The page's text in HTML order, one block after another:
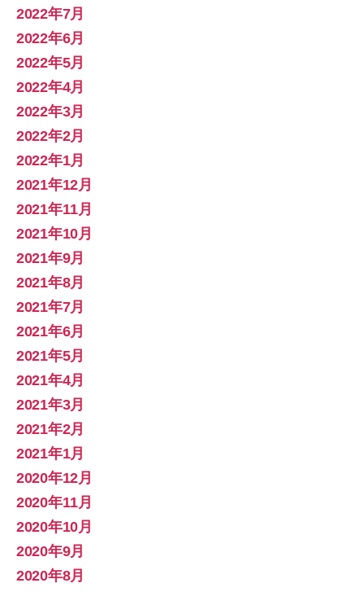
2022年7月
2022年6月
2022年5月
2022年4月
2022年3月
2022年2月
2022年1月
2021年12月
2021年11月
2021年10月
2021年9月
2021年8月
2021年7月
2021年6月
2021年5月
2021年4月
2021年3月
2021年2月
2021年1月
2020年12月
2020年11月
2020年10月
2020年9月
2020年8月